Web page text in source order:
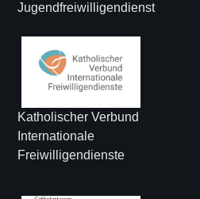
Jugendfreiwilligendienst
Katholischer Verbund
Internationale
Freiwilligendienste